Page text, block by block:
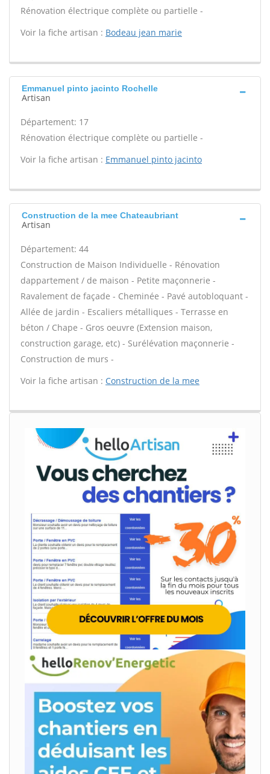
Rénovation électrique complète ou partielle -
Voir la fiche artisan : Bodeau jean marie
Emmanuel pinto jacinto Rochelle
Artisan
Département: 17
Rénovation électrique complète ou partielle -
Voir la fiche artisan : Emmanuel pinto jacinto
Construction de la mee Chateaubriant
Artisan
Département: 44
Construction de Maison Individuelle - Rénovation
dappartement / de maison - Petite maçonnerie -
Ravalement de façade - Cheminée - Pavé autobloquant -
Allée de jardin - Escaliers métalliques - Terrasse en
béton / Chape - Gros oeuvre (Extension maison,
construction garage, etc) - Surélévation maçonnerie -
Construction de murs -
Voir la fiche artisan : Construction de la mee